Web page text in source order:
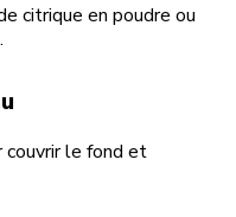
citrique en poudre ou
couvrir le fond et